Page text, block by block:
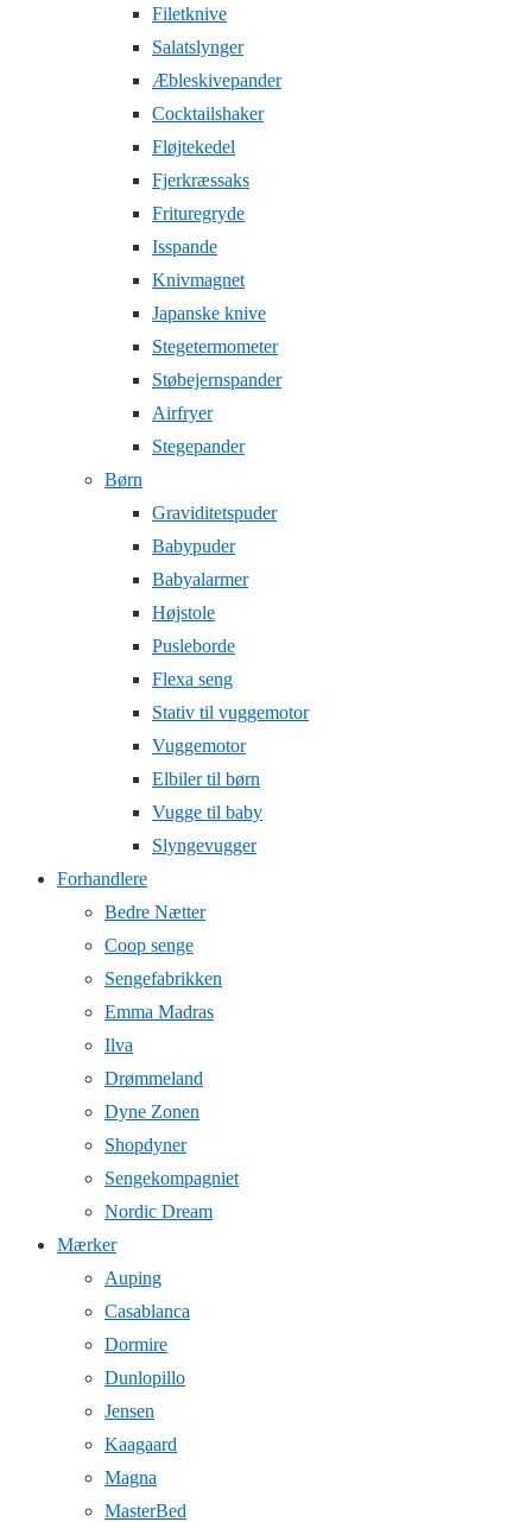
Filetknive
Salatslynger
Æbleskivepander
Cocktailshaker
Fløjtekedel
Fjerkræssaks
Frituregryde
Isspande
Knivmagnet
Japanske knive
Stegetermometer
Støbejernspander
Airfryer
Stegepander
Børn
Graviditetspuder
Babypuder
Babyalarmer
Højstole
Pusleborde
Flexa seng
Stativ til vuggemotor
Vuggemotor
Elbiler til børn
Vugge til baby
Slyngevugger
Forhandlere
Bedre Nætter
Coop senge
Sengefabrikken
Emma Madras
Ilva
Drømmeland
Dyne Zonen
Shopdyner
Sengekompagniet
Nordic Dream
Mærker
Auping
Casablanca
Dormire
Dunlopillo
Jensen
Kaagaard
Magna
MasterBed